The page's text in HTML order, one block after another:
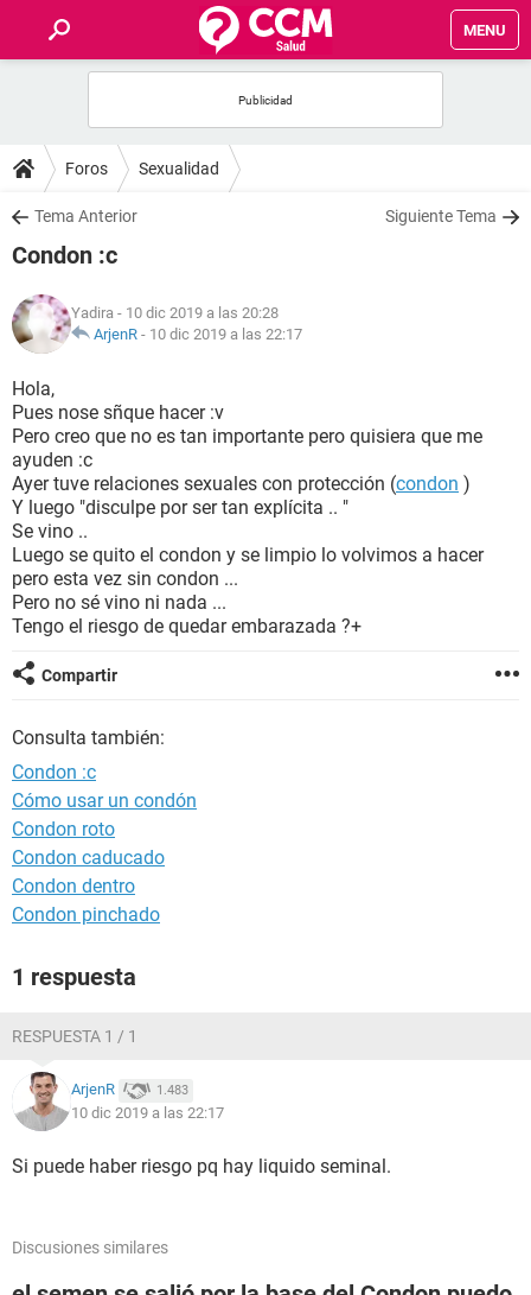
MENU
FOROS
SALUD
NUTRICIÓN
BIENESTAR
SEXUALIDAD
GLOSARIO
Foros Sexualidad
Tema Anterior Siguiente Tema
Condon :c
Yadira - 10 dic 2019 a las 20:28
ArjenR - 10 dic 2019 a las 22:17
Hola,
Pues nose sñque hacer :v
Pero creo que no es tan importante pero quisiera que me
ayuden :c
Ayer tuve relaciones sexuales con protección (condon )
Y luego "disculpe por ser tan explícita .. "
Se vino ..
Luego se quito el condon y se limpio lo volvimos a hacer
pero esta vez sin condon ...
Pero no sé vino ni nada ...
Tengo el riesgo de quedar embarazada ?+
Compartir
Consulta también:
Condon :c
Cómo usar un condón
Condon roto
Condon caducado
Condon dentro
Condon pinchado
1 respuesta
RESPUESTA 1 / 1
ArjenR 1.483
10 dic 2019 a las 22:17
Si puede haber riesgo pq hay liquido seminal.
Discusiones similares